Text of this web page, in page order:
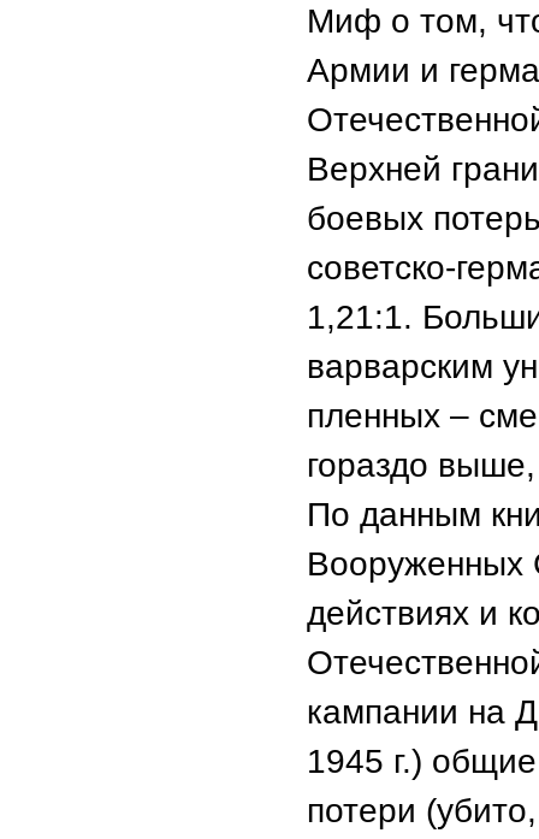
Миф о том,
Армии и
Верхней
боевых
советско-
1,21:1.
варварским
пленных –
гораздо
По данным
действиях и
кампании на
1945 г.)
потери